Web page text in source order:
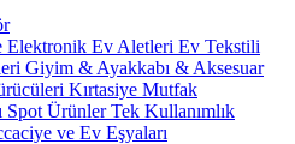
Elektronik Ev Aletleri Ev Tekstili
Giyim & Ayakkabı & Aksesuar
Kırtasiye Mutfak
Spot ÜrünlerTek Kullanımlık
ve Ev Eşyaları